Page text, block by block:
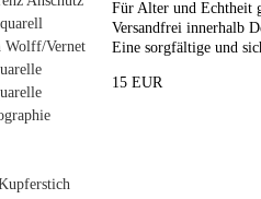
Wolff/Vernet
Für Alter und Echtheit
Versandfrei innerhalb
Eine sorgfältige und
15 EUR